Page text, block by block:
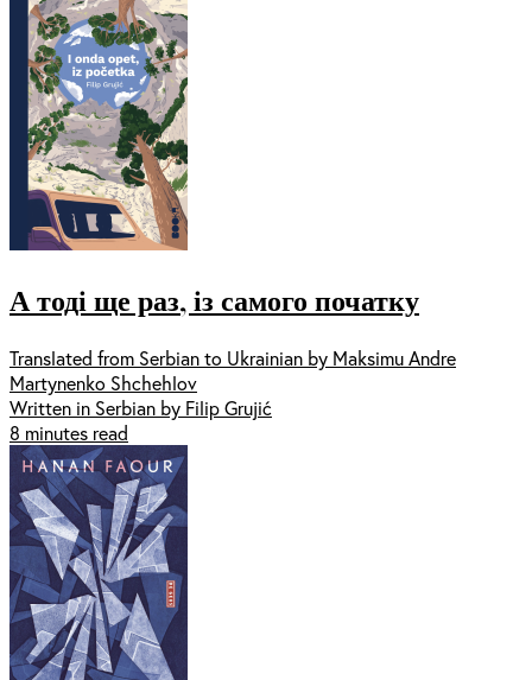
А тоді ще раз, із самого початку
Translated from Serbian to Ukrainian by Maksimu Andre
Martynenko Shchehlov
Written in Serbian by Filip Grujić
8 minutes read